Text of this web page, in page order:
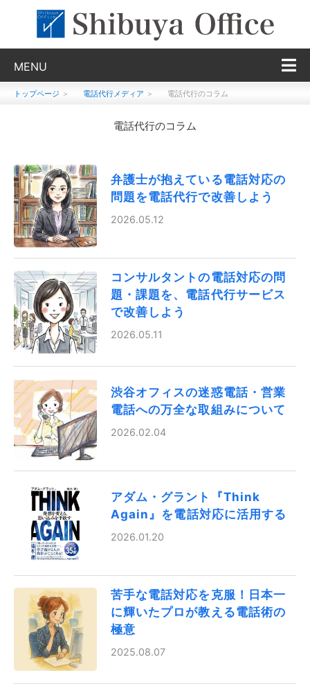
MENU
トップページ ＞ 電話代行メディア ＞ 電話代行のコラム
電話代行のコラム
弁護士が抱えている電話対応の
問題を電話代行で改善しよう
2026.05.12
コンサルタントの電話対応の問
題・課題を、電話代行サービス
で改善しよう
2026.05.11
渋谷オフィスの迷惑電話・営業
電話への万全な取組みについて
2026.02.04
アダム・グラント『Think
Again』を電話対応に活用する
2026.01.20
苦手な電話対応を克服！日本一
に輝いたプロが教える電話術の
極意
2025.08.07